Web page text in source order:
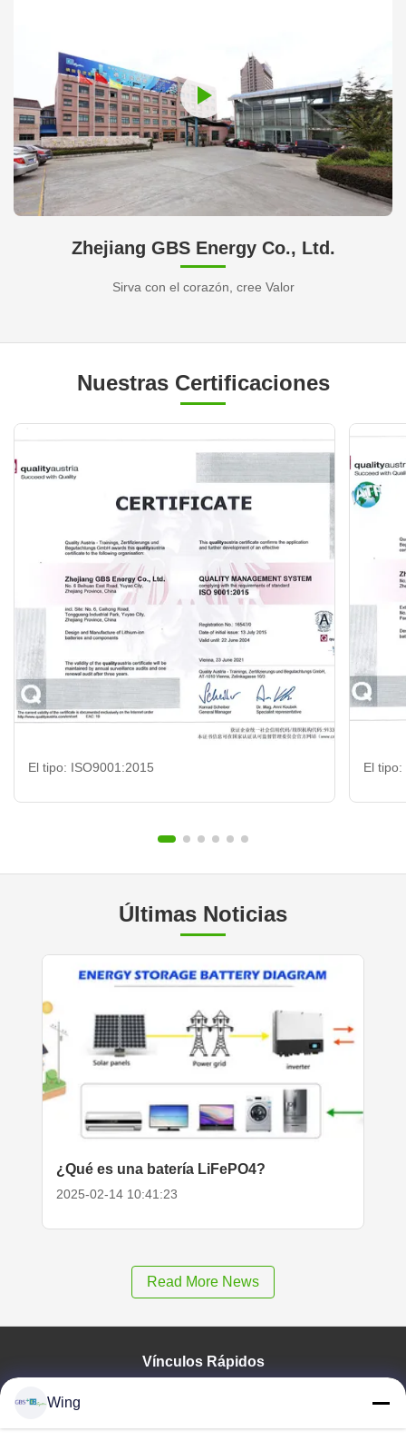
Zhejiang GBS Energy Co., Ltd.
Sirva con el corazón, cree Valor
Nuestras Certificaciones
El tipo: ISO9001:2015 El
Últimas Noticias
¿Qué es una batería LiFePO4?
2025-02-14 10:41:23
Read More News
Vínculos Rápidos
Wing